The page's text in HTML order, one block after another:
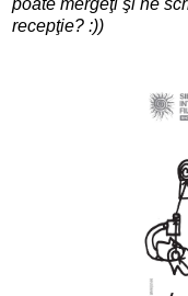
recepţie? :))